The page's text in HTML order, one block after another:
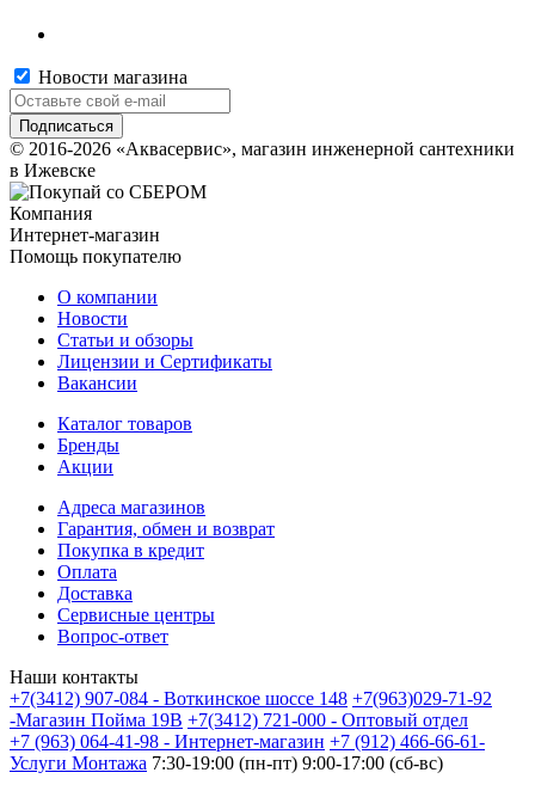
Новости магазина
© 2016-2026 «Аквасервис», магазин инженерной сантехники
в Ижевске
Компания
Интернет-магазин
Помощь покупателю
О компании
Новости
Статьи и обзоры
Лицензии и Сертификаты
Вакансии
Каталог товаров
Бренды
Акции
Адреса магазинов
Гарантия, обмен и возврат
Покупка в кредит
Оплата
Доставка
Сервисные центры
Вопрос-ответ
Наши контакты
+7(3412) 907-084 - Воткинское шоссе 148 +7(963)029-71-92
-Магазин Пойма 19В +7(3412) 721-000 - Оптовый отдел
+7 (963) 064-41-98 - Интернет-магазин +7 (912) 466-66-61-
Услуги Монтажа 7:30-19:00 (пн-пт) 9:00-17:00 (сб-вс)